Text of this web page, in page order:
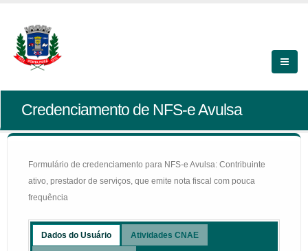
Credenciamento de NFS-e Avulsa
Formulário de credenciamento para NFS-e Avulsa: Contribuinte
ativo, prestador de serviços, que emite nota fiscal com pouca
frequência
Dados do Usuário Atividades CNAE